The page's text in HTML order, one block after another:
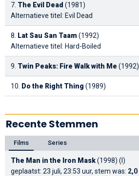
7. The Evil Dead (1981)
Alternatieve titel: Evil Dead
8. Lat Sau San Taam (1992)
Alternatieve titel: Hard-Boiled
9. Twin Peaks: Fire Walk with Me (1992)
10. Do the Right Thing (1989)
Recente Stemmen
Films Series
The Man in the Iron Mask(1998) (I)
geplaatst: 23 juli, 23:53 uur, stem was: 2,0